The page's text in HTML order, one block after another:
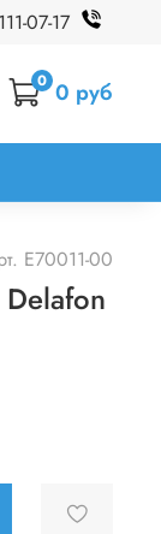
07-17
0 0 руб
E70011-00